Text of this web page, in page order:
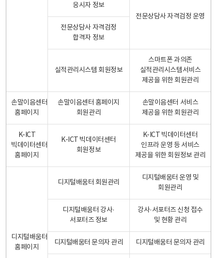
응시자 정보
전문상담사 자격검정 운영
전문상담사 자격검정
합격자 정보
실적관리시스템 회원정보
스마트폰 과의존
실적관리시스템서비스
제공을 위한 회원관리
손말이음센터
홈페이지
손말이음센터 홈페이지
회원관리
손말이음센터 서비스
제공을 위한 회원관리
K-ICT
빅데이터센터
홈페이지
K-ICT 빅데이터센터
회원정보
K-ICT 빅데이터센터
인프라 운영 등 서비스
제공을 위한 회원정보 관리
디지털배움터
홈페이지
디지털배움터 회원관리
디지털배움터 운영 및
회원관리
디지털배움터 강사·
서포터즈 정보
강사·서포터즈 신청 접수
및 현황 관리
디지털배움터 문의자 관리 디지털배움터 문의자 관리